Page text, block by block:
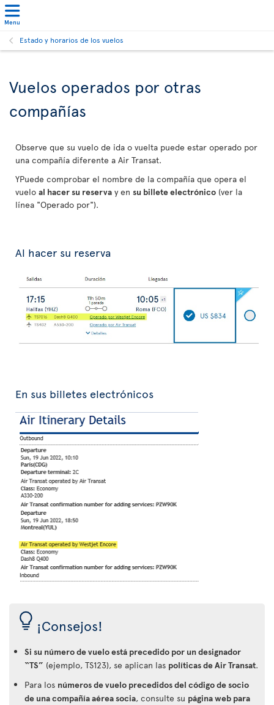
Menu
Estado y horarios de los vuelos
Vuelos operados por otras
compañías
Observe que su vuelo de ida o vuelta puede estar operado por
una compañía diferente a Air Transat.
YPuede comprobar el nombre de la compañía que opera el
vuelo al hacer su reserva y en su billete electrónico (ver la
línea "Operado por").
Al hacer su reserva
En sus billetes electrónicos
¡Consejos!
Si su número de vuelo está precedido por un designador
“TS” (ejemplo, TS123), se aplican las políticas de Air Transat.
Para los números de vuelo precedidos del código de socio
de una compañía aérea socia, consulte su página web para